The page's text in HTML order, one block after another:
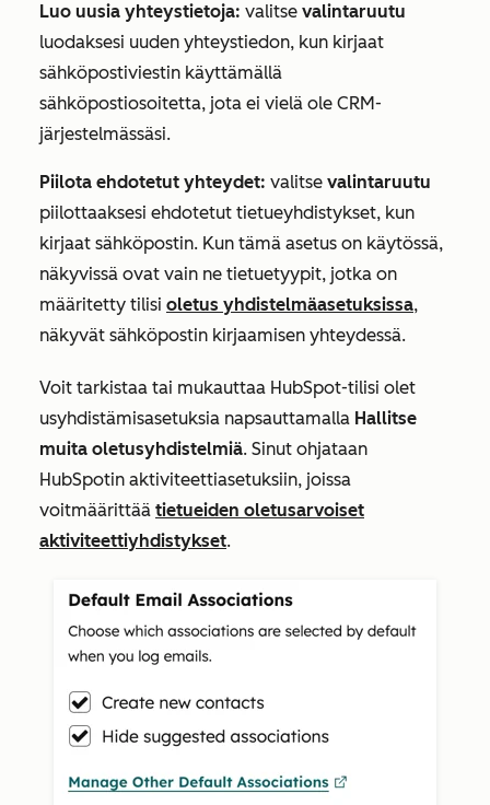
Luo uusia yhteystietoja: valitse valintaruutu
luodaksesi uuden yhteystiedon, kun kirjaat
sähköpostiviestin käyttämällä
sähköpostiosoitetta, jota ei vielä ole CRM-
järjestelmässäsi.
Piilota ehdotetut yhteydet: valitse valintaruutu
piilottaaksesi ehdotetut tietueyhdistykset, kun
kirjaat sähköpostin. Kun tämä asetus on käytössä,
näkyvissä ovat vain ne tietuetyypit, jotka on
määritetty tilisi oletus yhdistelmäasetuksissa,
näkyvät sähköpostin kirjaamisen yhteydessä.
Voit tarkistaa tai mukauttaa HubSpot-tilisi olet
usyhdistämisasetuksia napsauttamalla Hallitse
muita oletusyhdistelmiä. Sinut ohjataan
HubSpotin aktiviteettiasetuksiin, joissa
voitmäärittää tietueiden oletusarvoiset
aktiviteettiyhdistykset.